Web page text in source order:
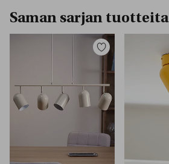
Saman sarjan tuotteita
Lisää
suosikkeihin